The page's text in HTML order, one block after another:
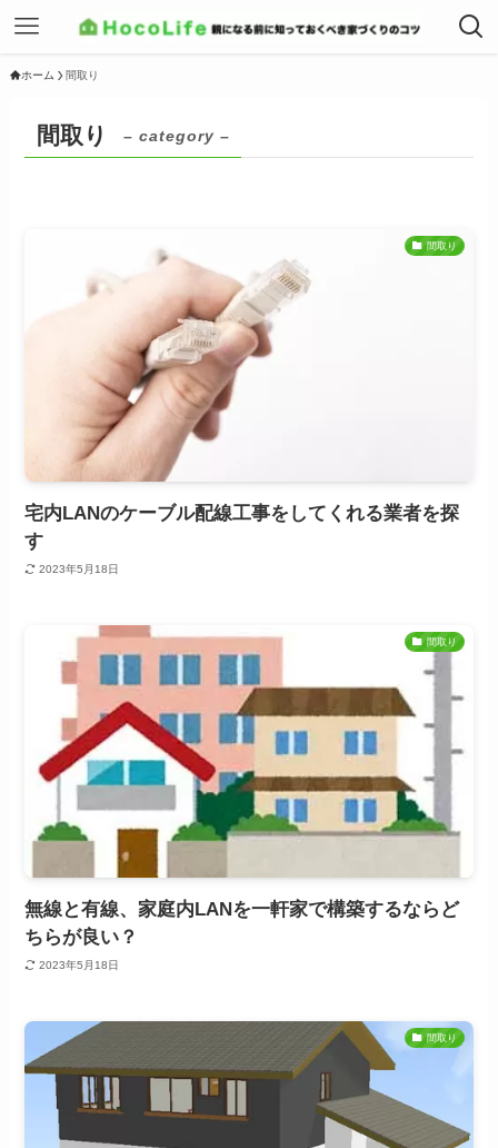
ホーム 間取り
間取り – category –
間取り
宅内LANのケーブル配線工事をしてくれる業者を探
す
2023年5月18日
間取り
無線と有線、家庭内LANを一軒家で構築するならど
ちらが良い？
2023年5月18日
間取り